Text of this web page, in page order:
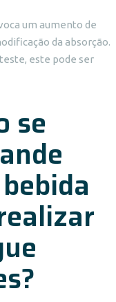
um aumento de
da absorção.
este pode ser
se